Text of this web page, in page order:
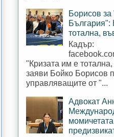
Борисов
България":
тотална,
Кадър:
"Кризата им е
заяви Бойко Борисов
управляващите от "...
Адвокат